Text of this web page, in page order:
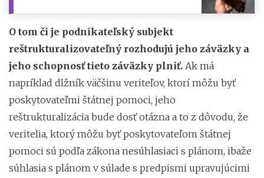
O tom či je podnikateľský subjekt
reštrukturalizovateľný rozhodujú jeho záväzky a
jeho schopnosť tieto záväzky plniť. Ak má
napríklad dlžník väčšinu veriteľov, ktorí môžu byť
poskytovateľmi štátnej pomoci, jeho
reštrukturalizácia bude dosť otázna a to z dôvodu, že
veritelia, ktorý môžu byť poskytovateľom štátnej
pomoci sú podľa zákona nesúhlasiaci s plánom, ibaže
súhlasia s plánom v súlade s predpismi upravujúcimi